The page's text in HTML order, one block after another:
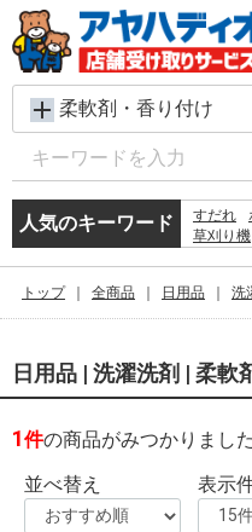
柔軟剤・香り付け
人気のキーワード すだれ
草刈り機
クーラー
物置
トップ 全商品 日用品 洗
日用品 | 洗濯洗剤 | 柔軟
1件の商品がみつかりました
並べ替え
表示